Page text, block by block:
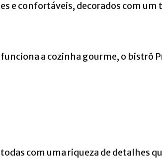
e confortáveis, decorados com
funciona a cozinha gourme, o bistrô
com uma riqueza de detalhes